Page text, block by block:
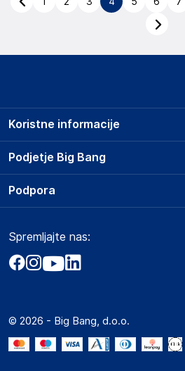
Podjetje Big Bang
O podjetju
Obvestila za javnost
Akt o digitalnih storitvah
Marketplace za partnerje
Novosti
Koristne informacije
Prodajna mesta
Storitve
Dostava, vnos in odvoz
Načini plačila
Zavarovanje izdelkov
Podpora
Marketplace
Kako oddati naročilo?
Spremljajte nas:
© 2026 - Big Bang, d.o.o.